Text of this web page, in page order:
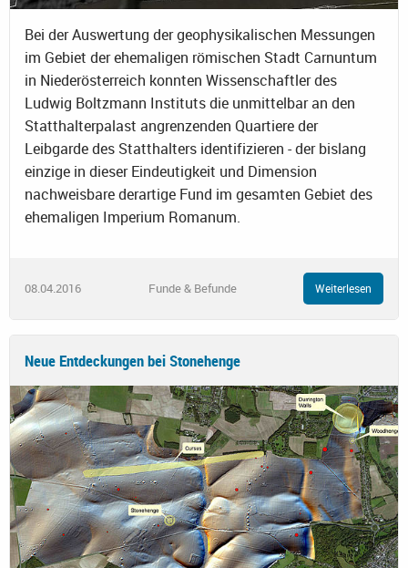
Bei der Auswertung der geophysikalischen Messungen
im Gebiet der ehemaligen römischen Stadt Carnuntum
in Niederösterreich konnten Wissenschaftler des
Ludwig Boltzmann Instituts die unmittelbar an den
Statthalterpalast angrenzenden Quartiere der
Leibgarde des Statthalters identifizieren - der bislang
einzige in dieser Eindeutigkeit und Dimension
nachweisbare derartige Fund im gesamten Gebiet des
ehemaligen Imperium Romanum.
08.04.2016 Funde & Befunde Weiterlesen
Neue Entdeckungen bei Stonehenge